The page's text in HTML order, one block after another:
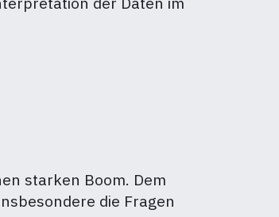
starken Boom. Dem
die Fragen